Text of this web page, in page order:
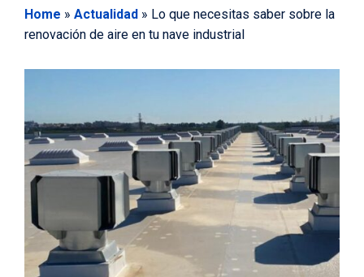
Home » Actualidad » Lo que necesitas saber sobre la
renovación de aire en tu nave industrial